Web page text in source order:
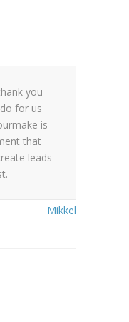
you
for us
is
that
leads
Mikkel